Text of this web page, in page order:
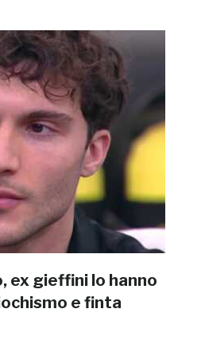
ex gieffini lo hanno
e finta